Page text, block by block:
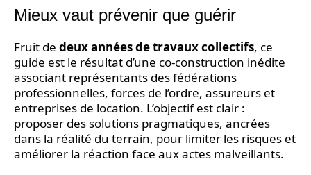
Mieux vaut prévenir que guérir
Fruit de deux années de travaux collectifs, ce
guide est le résultat d’une co-construction inédite
associant représentants des fédérations
professionnelles, forces de l’ordre, assureurs et
entreprises de location. L’objectif est clair :
proposer des solutions pragmatiques, ancrées
dans la réalité du terrain, pour limiter les risques et
améliorer la réaction face aux actes malveillants.